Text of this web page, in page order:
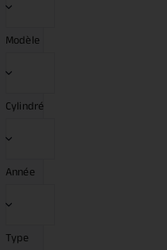
Modèle
Cylindré
Année
Type